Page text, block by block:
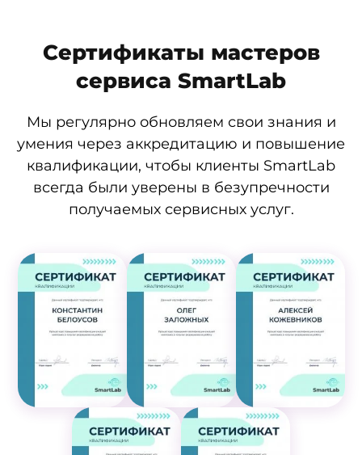
Сертификаты мастеров
сервиса SmartLab
Мы регулярно обновляем свои знания и
умения через аккредитацию и повышение
квалификации, чтобы клиенты SmartLab
всегда были уверены в безупречности
получаемых сервисных услуг.